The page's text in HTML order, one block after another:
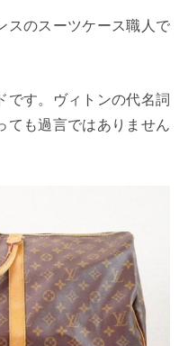
スのスーツケース職人で
です。ヴィトンの代名詞
ても過言ではありません